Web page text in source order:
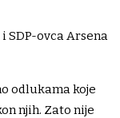
SDP-ovca Arsena
odlukama koje
njih. Zato nije